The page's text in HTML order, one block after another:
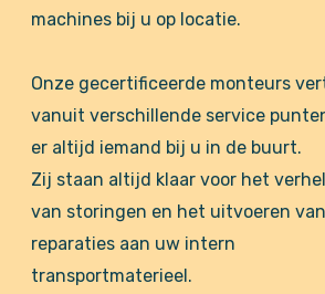
machines bij u op locatie.
Onze gecertificeerde monteurs
vanuit verschillende service
er altijd iemand bij u in de buurt.
Zij staan altijd klaar voor het
van storingen en het uitvoeren van
reparaties aan uw intern
transportmaterieel.